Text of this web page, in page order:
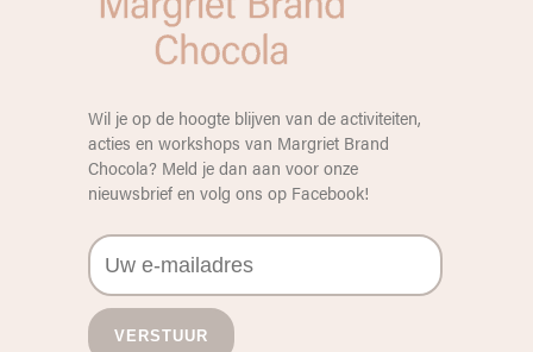
Wil je op de hoogte blijven van de activiteiten,
acties en workshops van Margriet Brand
Chocola? Meld je dan aan voor onze
nieuwsbrief en volg ons op Facebook!